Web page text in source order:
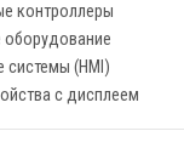
контроллеры
системы (HMI)
с дисплеем